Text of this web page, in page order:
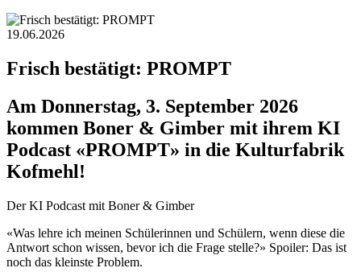
19.06.2026
Frisch bestätigt: PROMPT
Am Donnerstag, 3. September 2026
kommen Boner & Gimber mit ihrem KI
Podcast «PROMPT» in die Kulturfabrik
Kofmehl!
Der KI Podcast mit Boner & Gimber
«Was lehre ich meinen Schülerinnen und Schülern, wenn diese die
Antwort schon wissen, bevor ich die Frage stelle?» Spoiler: Das ist
noch das kleinste Problem.